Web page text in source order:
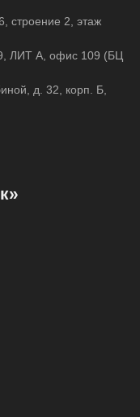
строение 2, этаж
ЛИТ А, офис 109 (БЦ
д. 32, корп. Б,